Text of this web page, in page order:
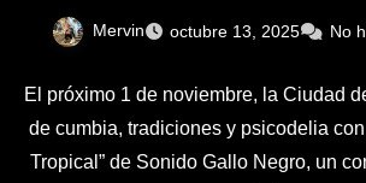
Mervin octubre 13, 2025 No
El próximo 1 de noviembre, la Ciudad
de cumbia, tradiciones y psicodelia
Tropical” de Sonido Gallo Negro, un